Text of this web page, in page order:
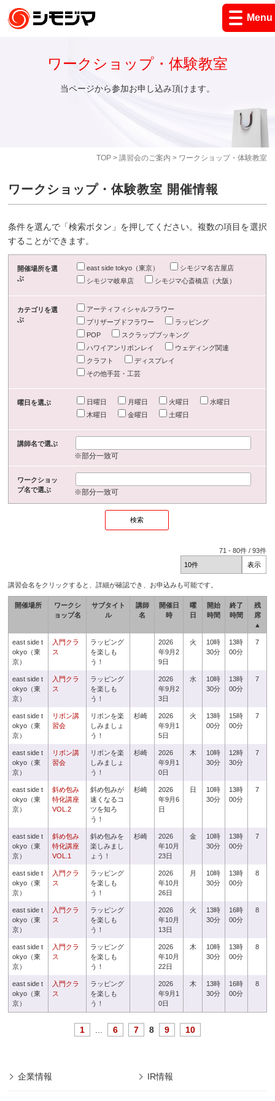
Menu
TOP> 講習会のご案内 > ワークショップ・体験教室
ワークショップ・体験教室
当ページから参加お申し込み頂けます。
ワークショップ・体験教室 開催情報
条件を選んで「検索ボタン」を押してください。複数の項目を選択
することができます。
開催場所を選
ぶ
east side tokyo（東京）
シモジマ名古屋店
シモジマ岐阜店
シモジマ心斎橋店（大阪）
カテゴリを選
ぶ
アーティフィシャルフラワー
プリザーブドフラワー
ラッピング
POP
スクラップブッキング
ハワイアンリボンレイ
ウェディング関連
クラフト
ディスプレイ
その他手芸・工芸
曜日を選ぶ 日曜日 月曜日 火曜日
水曜日
木曜日
金曜日 土曜日
講師名で選ぶ
※部分一致可
ワークショッ
プ名で選ぶ
※部分一致可
71 -80件 /93件
講習会名をクリックすると、詳細が確認でき、お申込みも可能です。
開催場所
ワークシ
ョップ名
サブタイト
ル
講師
名
開催日
時
曜
日
開始
時間
終了
時間
残
席
▲
east side t
okyo（東
京）
入門クラ
ス
ラッピング
を楽しも
う！
2026
年9月2
9日
火
10時
30分
13時
00分
7
east side t
okyo（東
京）
入門クラ
ス
ラッピング
を楽しも
う！
2026
年9月2
3日
水
10時
30分
13時
00分
7
east side t
okyo（東
京）
リボン講
習会
リボンを楽
しみましょ
う！
杉崎
2026
年9月1
5日
火
13時
00分
15時
00分
7
east side t
okyo（東
京）
リボン講
習会
リボンを楽
しみましょ
う！
杉崎
2026
年9月1
0日
木
10時
30分
12時
30分
7
east side t
okyo（東
京）
斜め包み
特化講座
VOL.2
斜め包みが
速くなるコ
ツを知ろ
う！
杉崎
2026
年9月6
日
日
10時
30分
13時
00分
7
east side t
okyo（東
京）
斜め包み
特化講座
VOL.1
斜め包みを
楽しみまし
ょう！
杉崎
2026
年10月
23日
金
10時
30分
13時
00分
7
east side t
okyo（東
京）
入門クラ
ス
ラッピング
を楽しも
う！
2026
年10月
26日
月
10時
30分
13時
00分
8
east side t
okyo（東
京）
入門クラ
ス
ラッピング
を楽しも
う！
2026
年10月
13日
火
13時
30分
16時
00分
8
east side t
okyo（東
京）
入門クラ
ス
ラッピング
を楽しも
う！
2026
年10月
22日
木
10時
30分
13時
00分
8
east side t
okyo（東
京）
入門クラ
ス
ラッピング
を楽しも
う！
2026
年9月1
0日
木
13時
30分
16時
00分
8
1 6 7 8 9 10
企業情報 IR情報